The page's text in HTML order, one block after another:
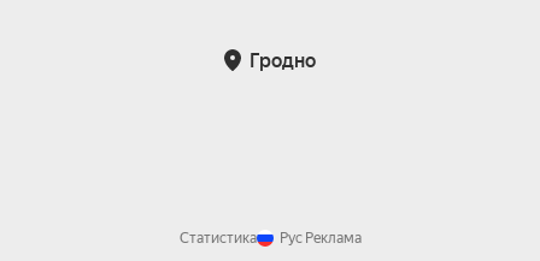
Гродно
Статистика Рус Реклама